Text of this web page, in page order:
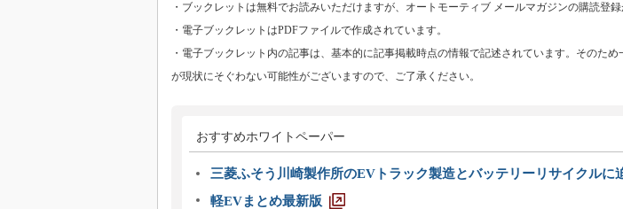
・ブックレットは無料でお読みいただけますが、オートモーティブ メールマガジンの購読登録
・電子ブックレットはPDFファイルで作成されています。
・電子ブックレット内の記事は、基本的に記事掲載時点の情報で記述されています。そのた
が現状にそぐわない可能性がございますので、ご了承ください。
おすすめホワイトペーパー
三菱ふそう川崎製作所のEVトラック製造とバッテリーリサイクルに
軽EVまとめ最新版